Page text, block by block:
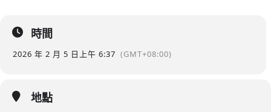
時間
2026 年 2 月 5 日 上午 6:37 (GMT+08:00)
地點